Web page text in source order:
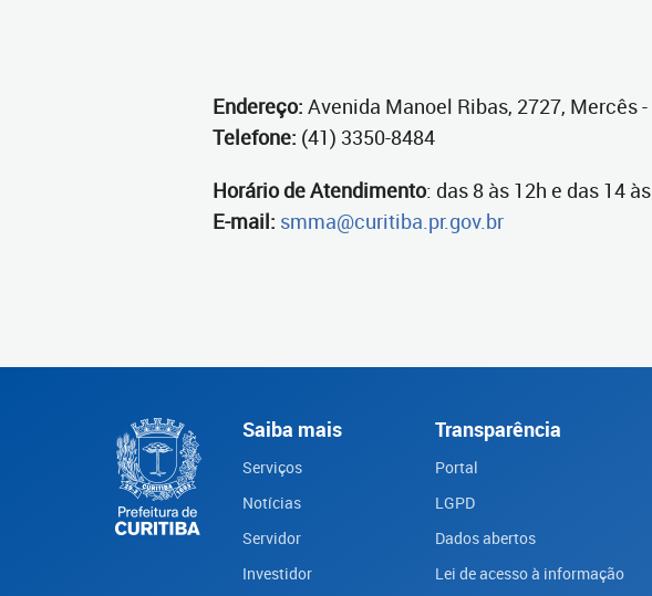
Endereço: Avenida Manoel Ribas, 2727, Mercês -
Telefone: (41) 3350-8484
Horário de Atendimento: das 8 às 12h e das 14
E-mail: smma@curitiba.pr.gov.br
Saiba mais
Serviços
Notícias
Servidor
Investidor
Transparência
Portal
LGPD
Dados abertos
Lei de acesso à informação